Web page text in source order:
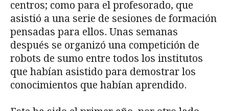
centros; como para el profesorado, que
asistió a una serie de sesiones de formación
pensadas para ellos. Unas semanas
después se organizó una competición de
robots de sumo entre todos los institutos
que habían asistido para demostrar los
conocimientos que habían aprendido.